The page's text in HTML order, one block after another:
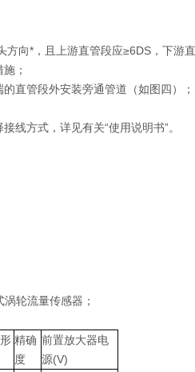
向*，且上游直管段应≥6DS，下游
；
直管段外安装旁通管道（如图四）；
线方式，详见有关“使用说明书”。
轮流量传感器；
精确
度
前置放大器电
源(V)